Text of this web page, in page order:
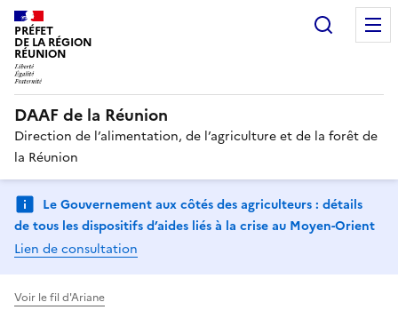
PRÉFET
DE LA RÉGION
RÉUNION
DAAF de la Réunion
Direction de l’alimentation, de l’agriculture et de la forêt de
la Réunion
Le Gouvernement aux côtés des agriculteurs : détails
de tous les dispositifs d’aides liés à la crise au Moyen-Orient
Lien de consultation
Voir le fil d'Ariane